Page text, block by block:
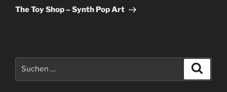
Beitrag
The Toy Shop – Synth Pop Art